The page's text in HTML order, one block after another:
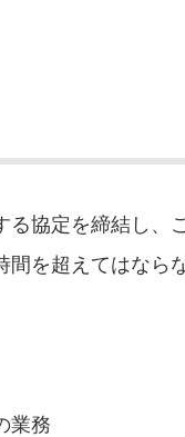
協定を締結し、
を超えてはなら
業務